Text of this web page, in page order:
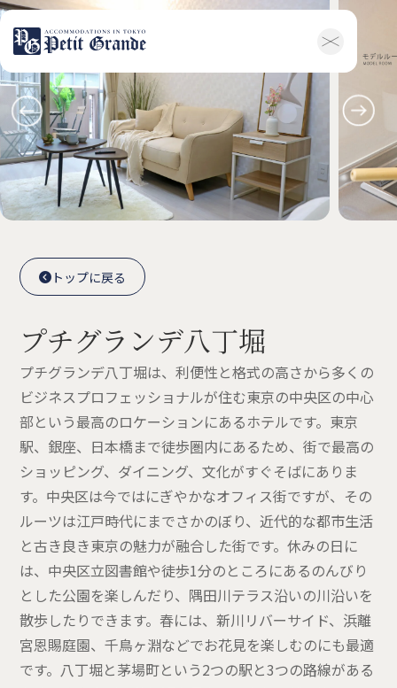
ホーム
会社概要
お知らせ全般
新着情報
キャンペーン
お問い合わせ
賃貸物件
概要
空室一覧
各種書類一覧
契約の流れ
鍵と保険について
自転車登録
English
 トップに戻る
トップに戻る
プチグランデ八丁堀
プチグランデ八丁堀は、利便性と格式の高さから多くの
ビジネスプロフェッショナルが住む東京の中央区の中心
部という最高のロケーションにあるホテルです。東京
駅、銀座、日本橋まで徒歩圏内にあるため、街で最高の
ショッピング、ダイニング、文化がすぐそばにありま
す。中央区は今ではにぎやかなオフィス街ですが、その
ルーツは江戸時代にまでさかのぼり、近代的な都市生活
と古き良き東京の魅力が融合した街です。休みの日に
は、中央区立図書館や徒歩1分のところにあるのんびり
とした公園を楽しんだり、隅田川テラス沿いの川沿いを
散歩したりできます。春には、新川リバーサイド、浜離
宮恩賜庭園、千鳥ヶ淵などでお花見を楽しむのにも最適
です。八丁堀と茅場町という2つの駅と3つの路線がある